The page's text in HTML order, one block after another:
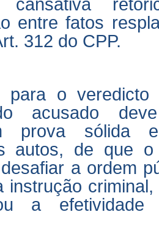
cansativa
entre fatos
312 do CPP.
para o
acusado
prova sólida e
autos, de que o
a ordem
instrução
a efetividade